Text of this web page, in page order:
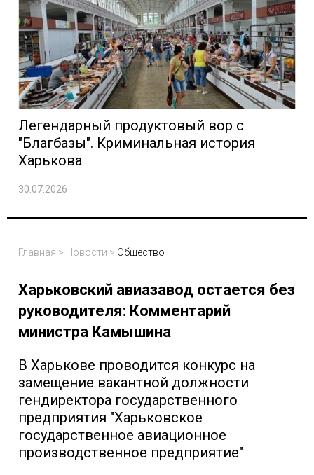
Легендарный продуктовый вор с
"Благбазы". Криминальная история
Харькова
30.07.2026
Главная > Новости > Общество
Харьковский авиазавод остается без
руководителя: Комментарий
министра Камышина
В Харькове проводится конкурс на
замещение вакантной должности
гендиректора государственного
предприятия "Харьковское
государственное авиационное
производственное предприятие"